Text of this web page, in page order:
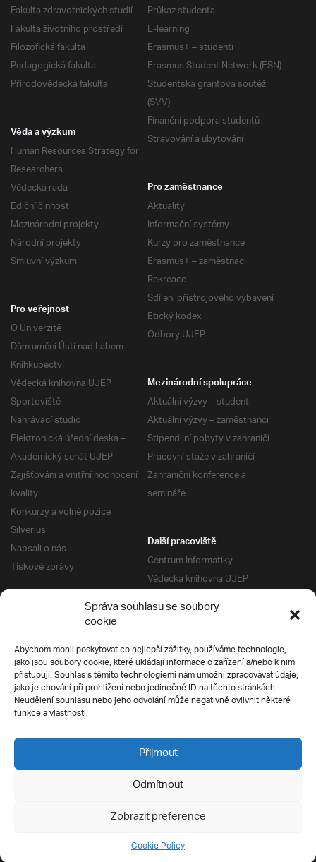
Správa souhlasu se soubory
cookie
Abychom mohli poskytovat co nejlepší zážitky, používáme technologie,
jako jsou soubory cookie, které ukládají informace o zařízení a/nebo k nim
přistupují. Souhlas s těmito technologiemi nám umožní zpracovávat údaje,
jako je chování při prohlížení nebo jedinečné ID na těchto stránkách.
Neudělení souhlasu nebo jeho odvolání může negativně ovlivnit některé
funkce a vlastnosti.
Přijmout
Odmítnout
Zobrazit preference
Cookie Policy
Fakulta zdravotnických studií
Fakulta životního prostředí
Filozofická fakulta
Pedagogická fakulta
Přírodovědecká fakulta
Průkaz studenta
E-learning
Erasmus+ – studenti
Erasmus Student Network (ESN)
Studentská grantová soutěž
(SVV)
Finanční podpora studentů
Stravování a ubytování
Věda a výzkum
Human Resources Strategy for
Researchers
Vědecká rada
Ediční činnost
Mezinárodní projekty
Národní projekty
Smluvní výzkum
Pro zaměstnance
Aktuality
Informační systémy
Kurzy pro zaměstnance
Erasmus+ – zaměstnaci
Rekreace
Sdílení přístrojového vybavení
Etický kodex
Odbory UJEP
Pro veřejnost
O Univerzitě
Dům umění Ústí nad Labem
Knihkupectví
Vědecká knihovna UJEP
Sportoviště
Nahrávací studio
Elektronická úřední deska –
Akademický senát UJEP
Zajišťování a vnitřní hodnocení
kvality
Konkurzy a volné pozice
Silverius
Napsali o nás
Tiskové zprávy
Mezinárodní spolupráce
Aktuální výzvy – studenti
Aktuální výzvy – zaměstnanci
Stipendijní pobyty v zahraničí
Pracovní stáže v zahraničí
Zahraniční konference a
semináře
Další pracoviště
Centrum Informatiky
Vědecká knihovna UJEP
Správa kolejí a menz
Univerzitní centrum podpory
Silverius
Pro uchazeče
Přijímací řízení
E-prihlaska
Přípravné kurzy
Ochrana soukromí
Všechna práva vyhrazena